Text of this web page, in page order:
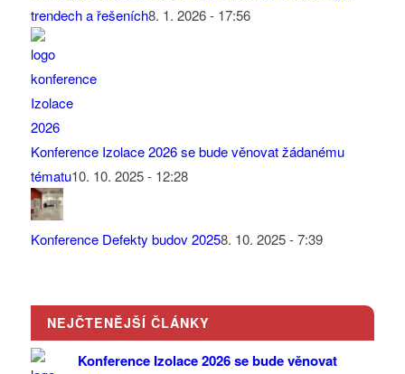
trendech a řešeních8. 1. 2026 - 17:56
Konference Izolace 2026 se bude věnovat žádanému
tématu10. 10. 2025 - 12:28
Konference Defekty budov 20258. 10. 2025 - 7:39
NEJČTENĚJŠÍ ČLÁNKY
Konference Izolace 2026 se bude věnovat